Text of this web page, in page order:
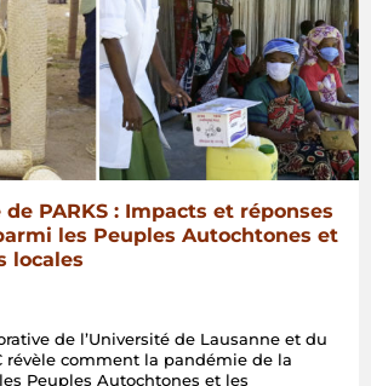
PARKS : Impacts et réponses
les Peuples Autochtones et
locales
de l’Université de Lausanne et du
révèle comment la pandémie de la
Peuples Autochtones et les